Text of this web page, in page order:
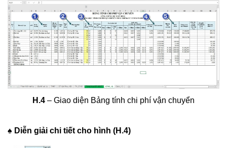
H.4 – Giao diện Bảng tính chi phí vận chuyển
♠ Diễn giải chi tiết cho hình (H.4)